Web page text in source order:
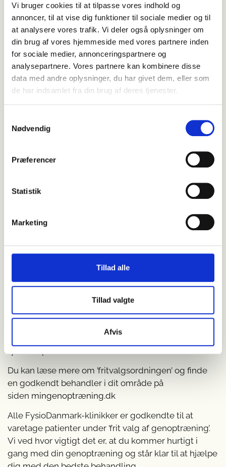
Vi bruger cookies til at tilpasse vores indhold og
annoncer, til at vise dig funktioner til sociale medier og til
at analysere vores trafik. Vi deler også oplysninger om
din brug af vores hjemmeside med vores partnere inden
for sociale medier, annonceringspartnere og
analysepartnere. Vores partnere kan kombinere disse
data med andre oplysninger, du har givet dem, eller som
de har indsamlet fra din brug af deres tjenester.
Nødvendig
Præferencer
Statistik
Marketing
Tillad alle
Tillad valgte
Afvis
klinikkeri hele landet.
genoptræning
Som genoptræningspatient har du ret til hurtig
genoptræning. Såfremt kommunen ikke kan tilbyde
dig genoptræning inden for syv dage efter
genoptræning’ og selv finde en godkendt, privat
Du kan læse mere om ’fritvalgsordningen’ og finde
en godkendt behandler i dit område på
siden mingenoptræning.dk
Alle FysioDanmark-klinikker er godkendte til at
varetage patienter under ’frit valg af genoptræning’.
Vi ved hvor vigtigt det er, at du kommer hurtigt i
gang med din genoptræning og står klar til at hjælpe